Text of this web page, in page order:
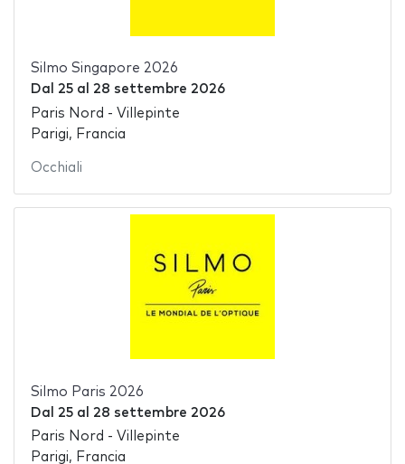
Silmo Singapore 2026
Dal 25al 28 settembre 2026
Paris Nord - Villepinte
Parigi, Francia
Occhiali
Silmo Paris 2026
Dal 25al 28 settembre 2026
Paris Nord - Villepinte
Parigi, Francia